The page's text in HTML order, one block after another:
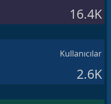
16.4K
Kullanıcılar
2.6K